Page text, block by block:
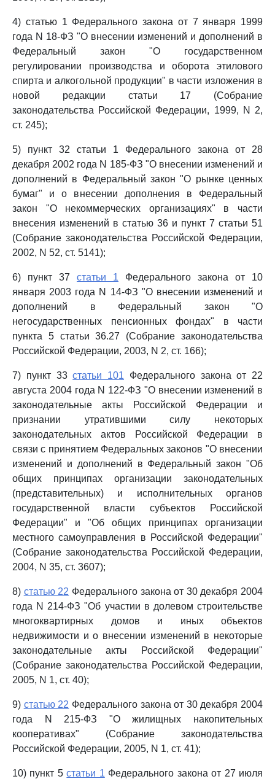
4) статью 1 Федерального закона от 7 января 1999
года N 18-ФЗ "О внесении изменений и дополнений в
Федеральный закон "О государственном
регулировании производства и оборота этилового
спирта и алкогольной продукции" в части изложения в
новой редакции статьи 17 (Собрание
законодательства Российской Федерации, 1999, N 2,
ст. 245);
5) пункт 32 статьи 1 Федерального закона от 28
декабря 2002 года N 185-ФЗ "О внесении изменений и
дополнений в Федеральный закон "О рынке ценных
бумаг" и о внесении дополнения в Федеральный
закон "О некоммерческих организациях" в части
внесения изменений в статью 36 и пункт 7 статьи 51
(Собрание законодательства Российской Федерации,
2002, N 52, ст. 5141);
6) пункт 37 статьи 1 Федерального закона от 10
января 2003 года N 14-ФЗ "О внесении изменений и
дополнений в Федеральный закон "О
негосударственных пенсионных фондах" в части
пункта 5 статьи 36.27 (Собрание законодательства
Российской Федерации, 2003, N 2, ст. 166);
7) пункт 33статьи 101 Федерального закона от 22
августа 2004 года N 122-ФЗ "О внесении изменений в
законодательные акты Российской Федерации и
признании утратившими силу некоторых
законодательных актов Российской Федерации в
связи с принятием Федеральных законов "О внесении
изменений и дополнений в Федеральный закон "Об
общих принципах организации законодательных
(представительных) и исполнительных органов
государственной власти субъектов Российской
Федерации" и "Об общих принципах организации
местного самоуправления в Российской Федерации"
(Собрание законодательства Российской Федерации,
2004, N 35, ст. 3607);
8) статью 22 Федерального закона от 30 декабря 2004
года N 214-ФЗ "Об участии в долевом строительстве
многоквартирных домов и иных объектов
недвижимости и о внесении изменений в некоторые
законодательные акты Российской Федерации"
(Собрание законодательства Российской Федерации,
2005, N 1, ст. 40);
9) статью 22 Федерального закона от 30 декабря 2004
года N 215-ФЗ "О жилищных накопительных
кооперативах" (Собрание законодательства
Российской Федерации, 2005, N 1, ст. 41);
10) пункт 5статьи 1 Федерального закона от 27 июля